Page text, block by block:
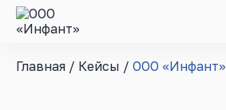
Главная / Кейсы / ООО «Инфант»